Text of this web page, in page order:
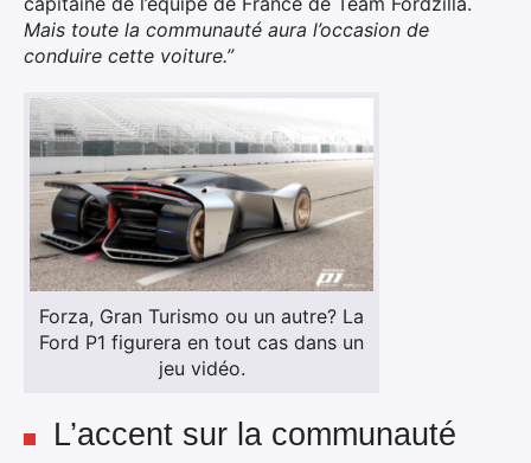
Mais toute la communauté aura l’occasion de
conduire cette voiture.”
Forza, Gran Turismo ou un autre? La
Ford P1 figurera en tout cas dans un
jeu vidéo.
L’accent sur la communauté